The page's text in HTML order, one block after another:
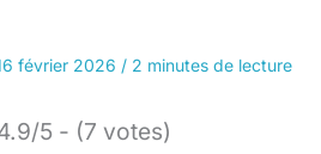
février 2026 / 2 minutes de lecture
5 - (7 votes)